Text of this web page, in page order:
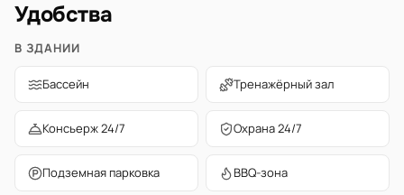
Удобства
В ЗДАНИИ
Бассейн Тренажёрный зал
Консьерж 24/7 Охрана 24/7
Подземная парковка BBQ-зона